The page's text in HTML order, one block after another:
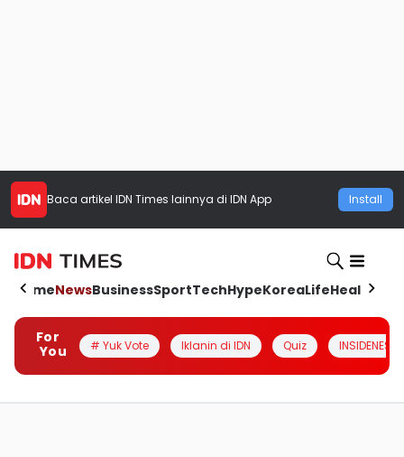
Baca artikel IDN Times lainnya di IDN App Install
HomeNewsBusinessSportTechHypeKoreaLifeHealth
For
You
# Yuk Vote Iklanin di IDN Quiz INSIDENESIA